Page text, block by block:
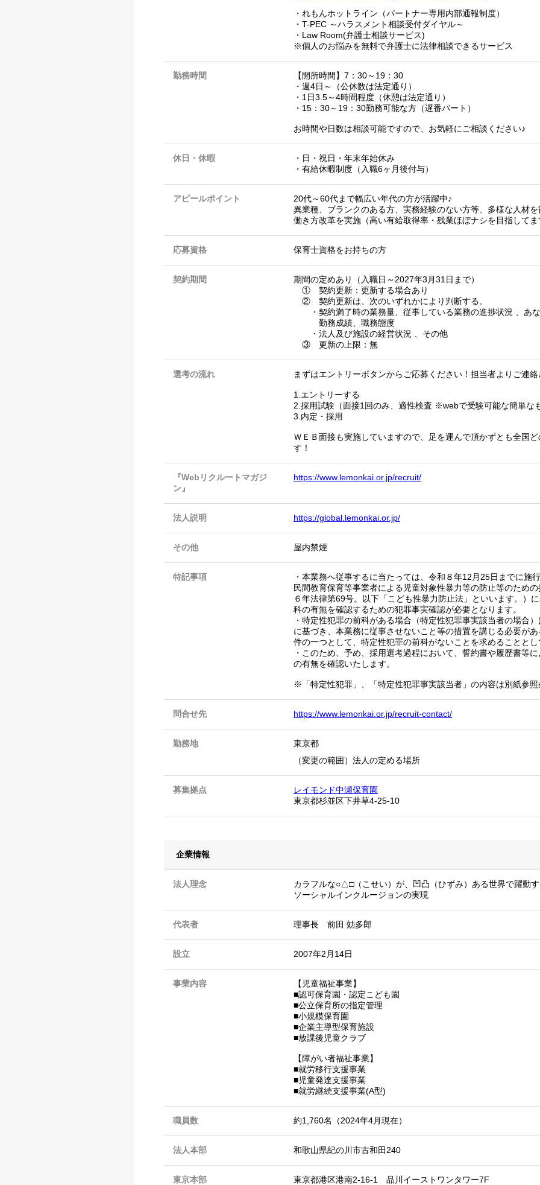
・れもんホットライン（パートナー専用内部通報制度）
・T-PEC ～ハラスメント相談受付ダイヤル～
・Law Room(弁護士相談サービス)
※個人のお悩みを無料で弁護士に法律相談できるサービス
勤務時間
【開所時間】7：30～19：30
・週4日～（公休数は法定通り）
・1日3.5～4時間程度（休憩は法定通り）
・15：30～19：30勤務可能な方（遅番パート）
お時間や日数は相談可能ですので、お気軽にご相談ください♪
休日・休暇
・日・祝日・年末年始休み
・有給休暇制度（入職6ヶ月後付与）
アピールポイント
20代～60代まで幅広い年代の方が活躍中♪
異業種、ブランクのある方、実務経験のない方等、多様な人材
働き方改革を実施（高い有給取得率・残業ほぼナシを目指して
応募資格 保育士資格をお持ちの方
契約期間
期間の定めあり（入職日～2027年3月31日まで）
① 契約更新：更新する場合あり
② 契約更新は、次のいずれかにより判断する。
・契約満了時の業務量、従事している業務の進捗状況 、あ
勤務成績、職務態度
・法人及び施設の経営状況 、その他
③ 更新の上限：無
選考の流れ まずはエントリーボタンからご応募ください！担当者よりご連
1.エントリーする
2.採用試験（面接1回のみ、適性検査 ※webで受験可能な簡単な
3.内定・採用
ＷＥＢ面接も実施していますので、足を運んで頂かずとも全国
す！
『Webリクルートマガジ
ン』
https://www.lemonkai.or.jp/recruit/
法人説明 https://global.lemonkai.or.jp/
その他 屋内禁煙
特記事項
・本業務へ従事するに当たっては、令和８年12月25日までに施
民間教育保育等事業者による児童対象性暴力等の防止等のため
６年法律第69号。以下「こども性暴力防止法」といいます。）
科の有無を確認するための犯罪事実確認が必要となります。
・特定性犯罪の前科がある場合（特定性犯罪事実該当者の場合
に基づき、本業務に従事させないこと等の措置を講じる必要が
件の一つとして、特定性犯罪の前科がないことを求めることと
・このため、予め、採用選考過程において、誓約書や履歴書等
の有無を確認いたします。
※「特定性犯罪」、「特定性犯罪事実該当者」の内容は別紙参
問合せ先 https://www.lemonkai.or.jp/recruit-contact/
勤務地
東京都
（変更の範囲）法人の定める場所
募集拠点
レイモンド中瀬保育園
東京都杉並区下井草4-25-10
企業情報
法人理念
カラフルな○△□（こせい）が、凹凸（ひずみ）ある世界で躍動
ソーシャルインクルージョンの実現
代表者 理事長 前田 効多郎
設立 2007年2月14日
事業内容
【児童福祉事業】
■認可保育園・認定こども園
■公立保育所の指定管理
■小規模保育園
■企業主導型保育施設
■放課後児童クラブ
【障がい者福祉事業】
■就労移行支援事業
■児童発達支援事業
■就労継続支援事業(A型)
職員数 約1,760名（2024年4月現在）
法人本部 和歌山県紀の川市古和田240
東京本部 東京都港区港南2-16-1 品川イーストワンタワー7F